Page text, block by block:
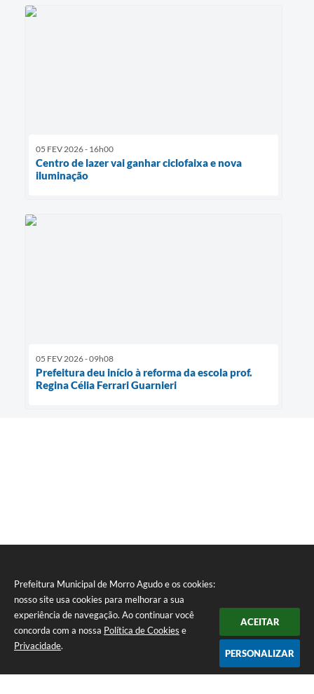
Prefeitura Municipal de Morro Agudo e os cookies:
nosso site usa cookies para melhorar a sua
experiência de navegação. Ao continuar você
concorda com a nossa Política de Cookies e
Privacidade.
ACEITAR
PERSONALIZAR
05 FEV 2026 - 16h00
Centro de lazer vai ganhar ciclofaixa e nova
iluminação
05 FEV 2026 - 09h08
Prefeitura deu início à reforma da escola prof.
Regina Célia Ferrari Guarnieri